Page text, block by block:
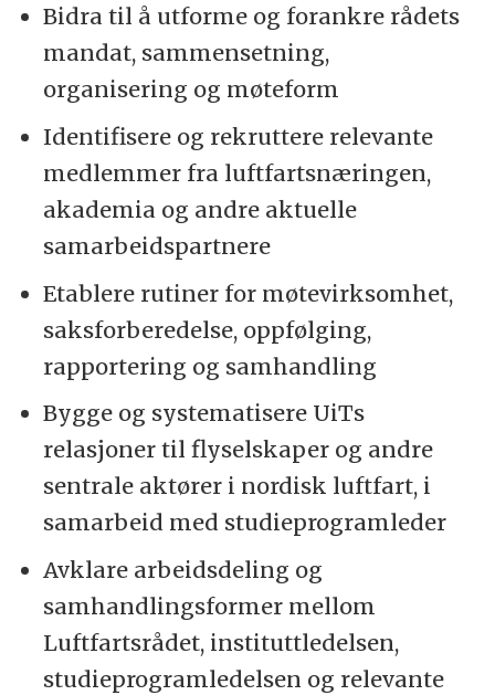
Bidra til å utforme og forankre rådets
mandat, sammensetning,
organisering og møteform
Identifisere og rekruttere relevante
medlemmer fra luftfartsnæringen,
akademia og andre aktuelle
samarbeidspartnere
Etablere rutiner for møtevirksomhet,
saksforberedelse, oppfølging,
rapportering og samhandling
Bygge og systematisere UiTs
relasjoner til flyselskaper og andre
sentrale aktører i nordisk luftfart, i
samarbeid med studieprogramleder
Avklare arbeidsdeling og
samhandlingsformer mellom
Luftfartsrådet, instituttledelsen,
studieprogramledelsen og relevante